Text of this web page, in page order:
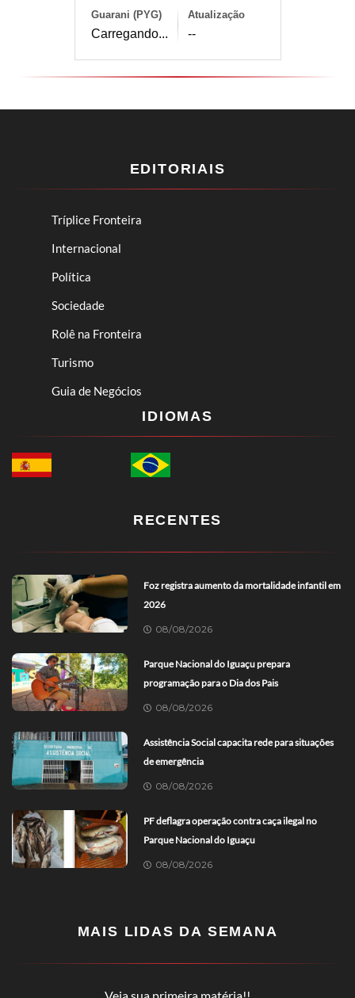
Guarani (PYG)
Carregando...
Atualização
--
EDITORIAIS
Tríplice Fronteira
Internacional
Política
Sociedade
Rolê na Fronteira
Turismo
Guia de Negócios
IDIOMAS
RECENTES
Foz registra aumento da mortalidade infantil em
2026
08/08/2026
Parque Nacional do Iguaçu prepara
programação para o Dia dos Pais
08/08/2026
Assistência Social capacita rede para situações
de emergência
08/08/2026
PF deflagra operação contra caça ilegal no
Parque Nacional do Iguaçu
08/08/2026
MAIS LIDAS DA SEMANA